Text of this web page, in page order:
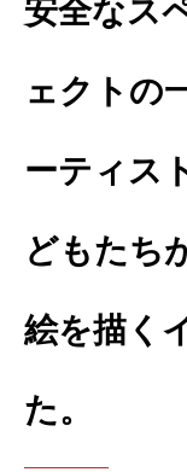
安全なス
ェクトの
ーティス
どもたち
絵を描く
た。